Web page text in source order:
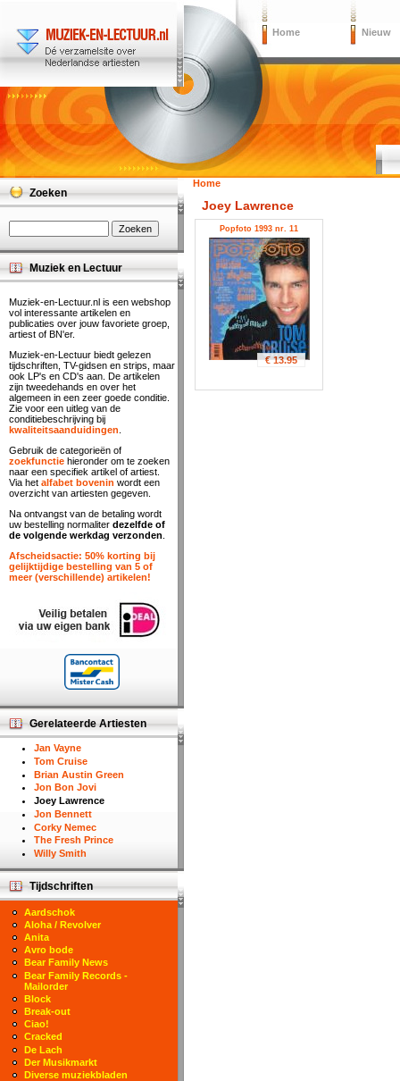
Home Nieuw
Home
Joey Lawrence
Popfoto 1993 nr. 11
€ 13.95
Zoeken
Muziek en Lectuur
Muziek-en-Lectuur.nl is een webshop
vol interessante artikelen en
publicaties over jouw favoriete groep,
artiest of BN'er.
Muziek-en-Lectuur biedt gelezen
tijdschriften, TV-gidsen en strips, maar
ook LP's en CD's aan. De artikelen
zijn tweedehands en over het
algemeen in een zeer goede conditie.
Zie voor een uitleg van de
conditiebeschrijving bij
kwaliteitsaanduidingen
Gebruik de categorieën of
zoekfunctie hieronder om te zoeken
naar een specifiek artikel of artiest.
Via het alfabet bovenin wordt een
overzicht van artiesten gegeven.
Na ontvangst van de betaling wordt
uw bestelling normaliter dezelfde of
de volgende werkdag verzonden
Afscheidsactie: 50% korting bij
gelijktijdige bestelling van 5 of
meer (verschillende) artikelen!
Gerelateerde Artiesten
Jan Vayne
Tom Cruise
Brian Austin Green
Jon Bon Jovi
Joey Lawrence
Jon Bennett
Corky Nemec
The Fresh Prince
Willy Smith
Tijdschriften
Aardschok
Aloha / Revolver
Anita
Avro bode
Bear Family News
Bear Family Records -
Mailorder
Block
Break-out
Ciao!
Cracked
De Lach
Der Musikmarkt
Diverse muziekbladen